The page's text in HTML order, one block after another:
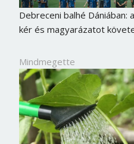
Debreceni balhé Dániában:
kér és magyarázatot
Mindmegette